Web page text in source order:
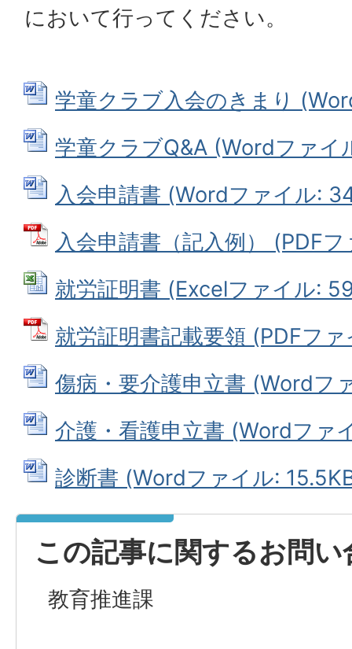
において行ってください。
学童クラブ入会のきまり
学童クラブQ&A (Wordファイ
入会申請書 (Wordファイル:
入会申請書（記入例） (PDF
就労証明書 (Excelファイル:
就労証明書記載要領 (PDFフ
傷病・要介護申立書 (Wordフ
介護・看護申立書 (Wordファ
診断書 (Wordファイル:
この記事に関するお問い
教育推進課